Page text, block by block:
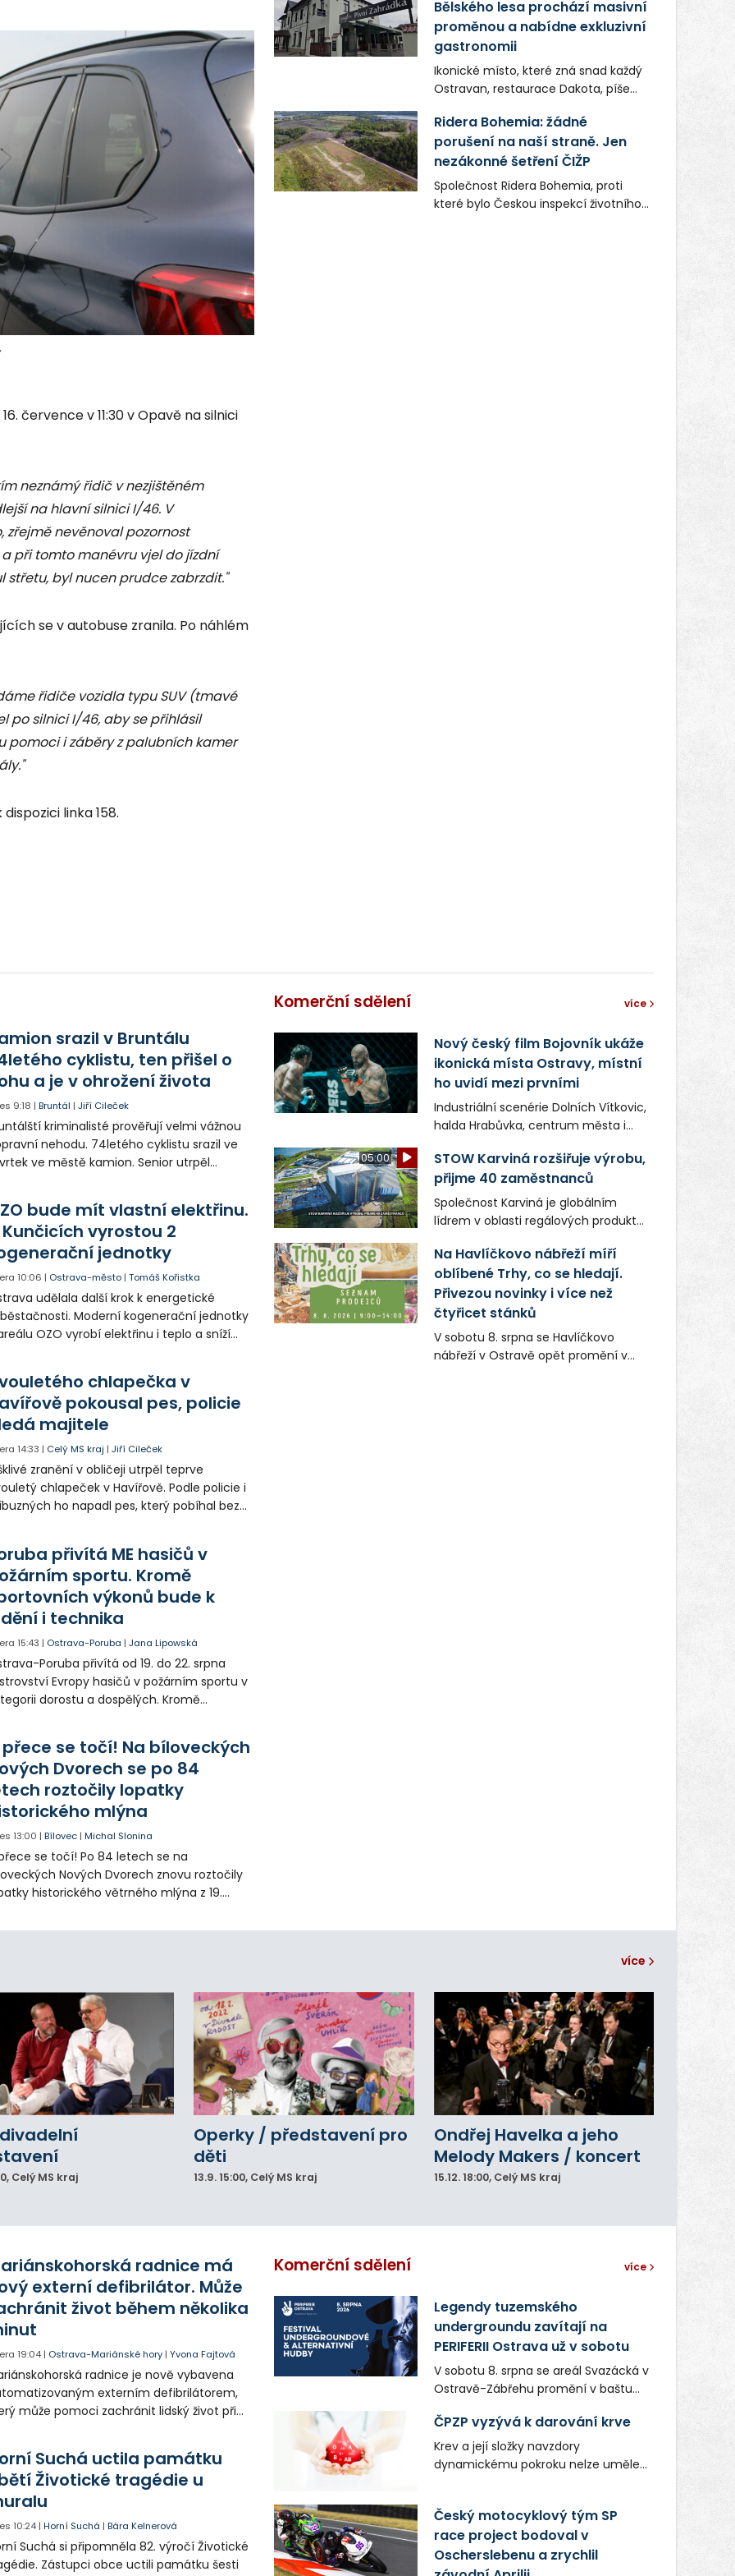
července v 11:30 v Opavě na silnici
neznámý řidič v nezjištěném
na hlavní silnici I/46. V
nevěnoval pozornost
při tomto manévru vjel do jízdní
střetu, byl nucen prudce zabrzdit."
se v autobuse zranila. Po náhlém
řidiče vozidla typu SUV (tmavé
po silnici I/46, aby se přihlásil
pomoci i záběry z palubních kamer
linka 158.
Bělského lesa prochází masivní
proměnou a nabídne exkluzivní
gastronomii
Ikonické místo, které zná snad každý
Ostravan, restaurace Dakota, píše
společnost Dang Investment Group
s.r.o. investuje do projektu přes 50
milionů korun. Cílem je přinést
Ostravě dva špičkové gastronomické
koncepty, které v regionu dosud
chyběly, luxusní středomořskou
Ridera Bohemia: žádné
porušení na naší straně. Jen
nezákonné šetření ČIŽP
Společnost Ridera Bohemia, proti
které bylo Českou inspekcí životního
srazil v Bruntálu
cyklistu, ten přišel o
a je v ohrožení života
9:18 |Bruntál |Jiří Cileček
kriminalisté prověřují velmi vážnou
nehodu. 74letého cyklistu srazil ve
ve městě kamion. Senior utrpěl
případné svědky.
bude mít vlastní elektřinu.
Kunčicích vyrostou 2
jednotky
10:06 | Ostrava-město |Tomáš Kořistka
udělala další krok k energetické
Moderní kogenerační jednotky
OZO vyrobí elektřinu i teplo a sníží
chlapečka v
pokousal pes, policie
majitele
14:33 | Celý MS kraj |Jiří Cileček
zranění v obličeji utrpěl teprve
chlapeček v Havířově. Podle policie i
ho napadl pes, který pobíhal bez
Případem už se zabývá policie, která
psa hledá.
přivítá ME hasičů v
sportu. Kromě
výkonů bude k
i technika
15:43 | Ostrava-Poruba |Jana Lipowská
Poruba přivítá od 19. do 22. srpna
Evropy hasičů v požárním sportu v
dorostu a dospělých. Kromě
přece se točí! Na bíloveckých
Dvorech se po 84
roztočily lopatky
mlýna
13:00 |Bílovec |Michal Slonina
se točí! Po 84 letech se na
Nových Dvorech znovu roztočily
historického větrného mlýna z 19.
dobrovolníci.
Komerční sdělení více
Nový český film Bojovník ukáže
ikonická místa Ostravy, místní
ho uvidí mezi prvními
Industriální scenérie Dolních Vítkovic,
halda Hrabůvka, centrum města i
v novém filmu Bojovník, který vstoupí
do kin už 13. srpna. Režiséři Vojtěch
Frič a Tomáš Dianiška si
moravskoslezskou metropoli
nevybrali náhodou – její syrová
atmosféra se stala přirozenou
součástí příběhu bývalého
boxerského šampiona Hoffa (Milan
Ondrík), jenž se po letech vrací do
světa vrcholových zápasů, tentokrát
v MMA.
05:00
STOW Karviná rozšiřuje výrobu,
přijme 40 zaměstnanců
Společnost Karviná je globálním
lídrem v oblasti regálových produktů
zaměstnavatelem na Karvinsku a
firmou s obrovským potenciálem.
Na Havlíčkovo nábřeží míří
oblíbené Trhy, co se hledají.
Přivezou novinky i více než
čtyřicet stánků
V sobotu 8. srpna se Havlíčkovo
nábřeží v Ostravě opět promění v
více
, Celý MS kraj
Operky / představení pro
děti
13.9.15:00, Celý MS kraj
Ondřej Havelka a jeho
Melody Makers / koncert
15.12. 18:00, Celý MS kraj
radnice má
externí defibrilátor. Může
život během několika
19:04 | Ostrava-Mariánské hory |Yvona Fajtová
radnice je nově vybavena
externím defibrilátorem,
může pomoci zachránit lidský život při
pokynům jej zvládne obsloužit i
bez zdravotnického vzdělání.
Suchá uctila památku
Životické tragédie u
10:24 |Horní Suchá |Bára Kelnerová
Suchá si připomněla 82. výročí Životické
Zástupci obce uctili památku šesti
Komerční sdělení více
Legendy tuzemského
undergroundu zavítají na
PERIFERII Ostrava už v sobotu
V sobotu 8. srpna se areál Svazácká v
Ostravě-Zábřehu promění v baštu
hudby. Uskuteční se zde totiž první
ročník festivalu PERIFERIE Ostrava.
Brány areálu se otevřou půlhodinu po
Vstupenky v ceně 450 Kč jsou v
prodeji.
ČPZP vyzývá k darování krve
Krev a její složky navzdory
dynamickému pokroku nelze uměle
nenahraditelnou tělní tekutinu
neobejde. Naléhavá potřeba doplnit
krevní zásoby nastává vždy v létě,
kdy stoupá počet úrazů. Česká
Český motocyklový tým SP
race project bodoval v
Oscherslebenu a zrychlil